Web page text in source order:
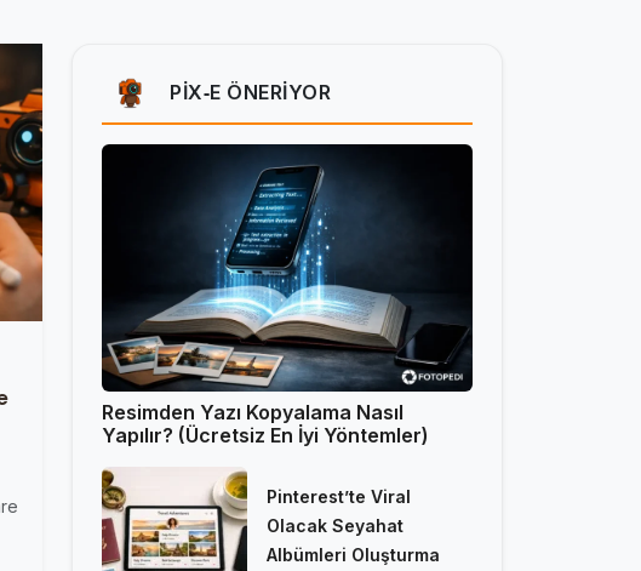
PIX‑E ÖNERIYOR
Resimden Yazı Kopyalama Nasıl
Yapılır? (Ücretsiz En İyi Yöntemler)
Pinterest’te Viral
Olacak Seyahat
Albümleri Oluşturma